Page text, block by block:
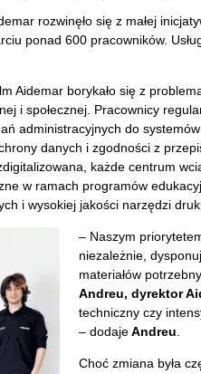
rozwinęło się z małej
ponad 600 pracowników. Us
Aidemar borykało się z
i społecznej. Pracownicy
administracyjnych do system
danych i zgodności z
każde centrum
w ramach programów
i wysokiej jakości narzędzi
– Naszym
niezależnie,
materiałów
Andreu, dyrektor
techniczny czy
– dodajeAndreu
Choć zmiana była